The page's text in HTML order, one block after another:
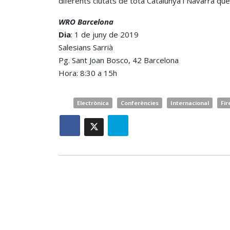
WRO Barcelona
Dia: 1 de juny de 2019
Salesians Sarrià
Pg. Sant Joan Bosco, 42 Barcelona
Hora: 8:30 a 15h
Electrònica Conferències Internacional